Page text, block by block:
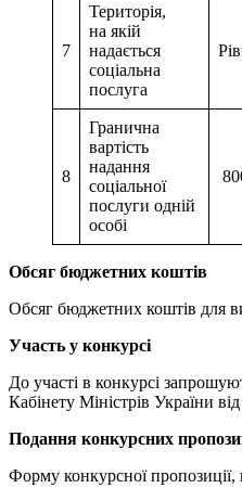
7
Територія,
на якій
надається
соціальна
послуга
8
Гранична
вартість
надання
соціальної
послуги одній
особі
Обсяг бюджетних коштів
Обсяг бюджетних коштів для
Участь у конкурсі
До участі в конкурсі
Кабінету Міністрів України
Подання конкурсних
Форму конкурсної